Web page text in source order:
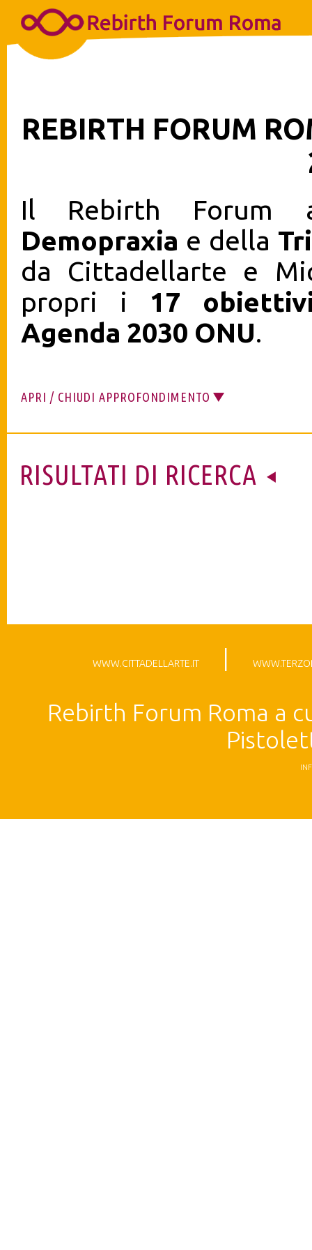
REBIRTH FORUM
Il Rebirth Forum
Demopraxia e della
da Cittadellarte e
propri i 17
Agenda 2030 ONU.
APRI / CHIUDI APPROFONDIMENTO
RISULTATI DI RICERCA
WWW.CITTADELLARTE.IT
Rebirth Forum Roma a